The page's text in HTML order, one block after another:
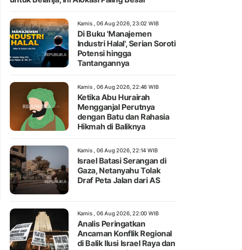
Kamis , 06 Aug 2026, 23:02 WIB
Di Buku 'Manajemen
Industri Halal', Serian Soroti
Potensi hingga
Tantangannya
Kamis , 06 Aug 2026, 22:46 WIB
Ketika Abu Hurairah
Mengganjal Perutnya
dengan Batu dan Rahasia
Hikmah di Baliknya
Kamis , 06 Aug 2026, 22:14 WIB
Israel Batasi Serangan di
Gaza, Netanyahu Tolak
Draf Peta Jalan dari AS
Kamis , 06 Aug 2026, 22:00 WIB
Analis Peringatkan
Ancaman Konflik Regional
di Balik Ilusi Israel Raya dan